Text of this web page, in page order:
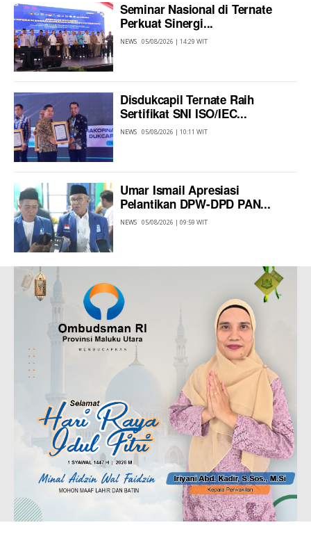
Seminar Nasional di Ternate
Perkuat Sinergi...
NEWS 05/08/2026 | 14:29 WIT
Disdukcapil Ternate Raih
Sertifikat SNI ISO/IEC...
NEWS 05/08/2026 | 10:11 WIT
Umar Ismail Apresiasi
Pelantikan DPW-DPD PAN...
NEWS 05/08/2026 | 09:59 WIT